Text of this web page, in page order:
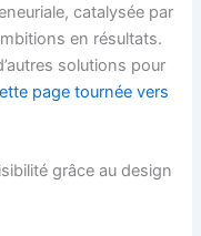
catalysée par
en résultats.
solutions pour
page tournée vers
grâce au design